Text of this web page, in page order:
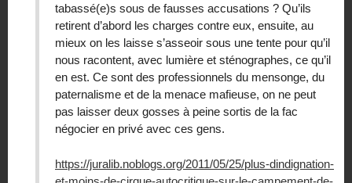
tabassé(e)s sous de fausses accusations ? Qu’ils
retirent d’abord les charges contre eux, ensuite, au
mieux on les laisse s’asseoir sous une tente pour qu’il
nous racontent, avec lumière et sténographes, ce qu’il
en est. Ce sont des professionnels du mensonge, du
paternalisme et de la menace mafieuse, on ne peut
pas laisser deux gosses à peine sortis de la fac
négocier en privé avec ces gens.
https://juralib.noblogs.org/2011/05/25/plus-dindignation-